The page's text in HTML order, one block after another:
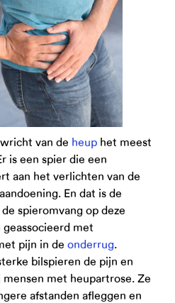
van de heup het meest
is een spier die een
aan het verlichten van de
En dat is de
spieromvang op deze
met
pijn in de onderrug.
bilspieren de pijn en
met heupartrose. Ze
afstanden afleggen en